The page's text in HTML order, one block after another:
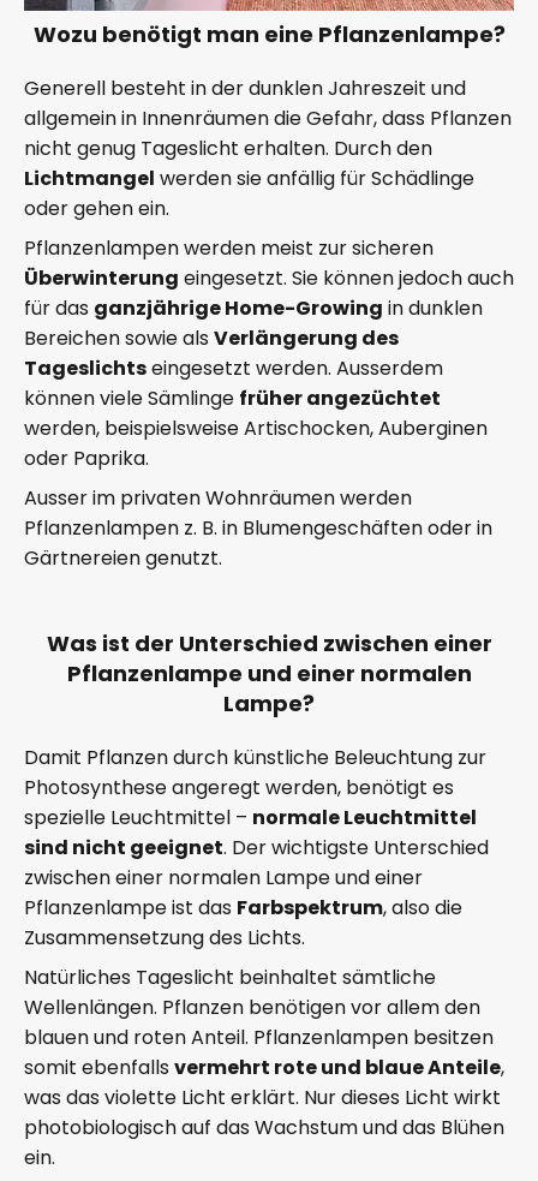
Wozu benötigt man eine Pflanzenlampe?
Generell besteht in der dunklen Jahreszeit und
allgemein in Innenräumen die Gefahr, dass Pflanzen
nicht genug Tageslicht erhalten. Durch den
Lichtmangel werden sie anfällig für Schädlinge
oder gehen ein.
Pflanzenlampen werden meist zur sicheren
Überwinterung eingesetzt. Sie können jedoch auch
für das ganzjährige Home-Growing in dunklen
Bereichen sowie alsVerlängerung des
Tageslichtseingesetzt werden. Ausserdem
können viele Sämlinge früher angezüchtet
werden, beispielsweise Artischocken, Auberginen
oder Paprika.
Ausser im privaten Wohnräumen werden
Pflanzenlampen z. B. in Blumengeschäften oder in
Gärtnereien genutzt.
Was ist der Unterschied zwischen einer
Pflanzenlampe und einer normalen
Lampe?
Damit Pflanzen durch künstliche Beleuchtung zur
Photosynthese angeregt werden, benötigt es
spezielle Leuchtmittel – normale Leuchtmittel
sind nicht geeignet. Der wichtigste Unterschied
zwischen einer normalen Lampe und einer
Pflanzenlampe ist das Farbspektrum, also die
Zusammensetzung des Lichts.
Natürliches Tageslicht beinhaltet sämtliche
Wellenlängen. Pflanzen benötigen vor allem den
blauen und roten Anteil. Pflanzenlampen besitzen
somit ebenfallsvermehrt rote und blaue Anteile,
was das violette Licht erklärt. Nur dieses Licht wirkt
photobiologisch auf das Wachstum und das Blühen
ein.